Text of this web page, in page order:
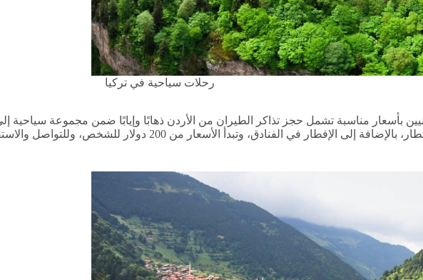
رحلات سياحية في تركيا
بأسعار مناسبة تشمل حجز تذاكر الطيران من الأردن ذهابًا وإيابًا ضمن مجموعة
مع جولات سياحية يومية، واستقبال من وإلى المطار، بالإضافة